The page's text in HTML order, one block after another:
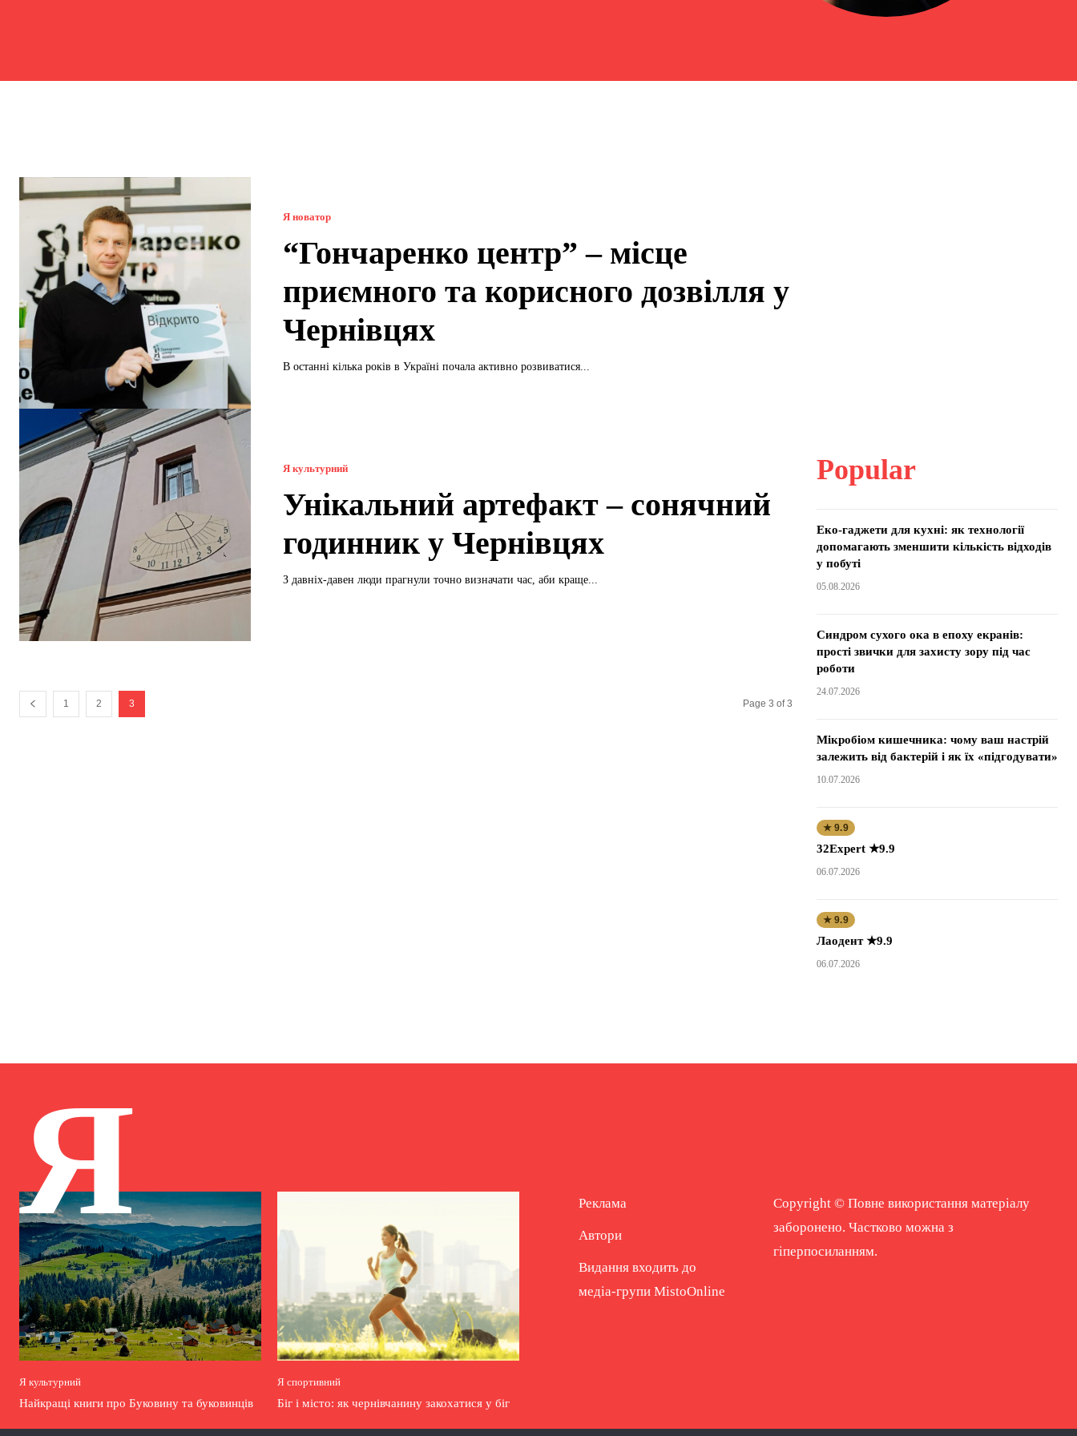
Я новатор
“Гончаренко центр” – місце
приємного та корисного дозвілля у
Чернівцях
В останні кілька років в Україні почала активно розвиватися...
Я культурний
Унікальний артефакт – сонячний
годинник у Чернівцях
З давніх-давен люди прагнули точно визначати час, аби краще...
1 2 3 Page 3 of 3
Popular
Еко-гаджети для кухні: як технології
допомагають зменшити кількість відходів
у побуті
05.08.2026
Синдром сухого ока в епоху екранів:
прості звички для захисту зору під час
роботи
24.07.2026
Мікробіом кишечника: чому ваш настрій
залежить від бактерій і як їх «підгодувати»
10.07.2026
★ 9.9
32Expert ★9.9
06.07.2026
★ 9.9
Лаодент ★9.9
06.07.2026
Я
Я культурний
Найкращі книги про Буковину та буковинців
Я спортивний
Біг і місто: як чернівчанину закохатися у біг
Реклама
Автори
Видання входить до
медіа-групи MistoOnline
Copyright © Повне використання матеріалу
заборонено. Частково можна з
гіперпосиланням.